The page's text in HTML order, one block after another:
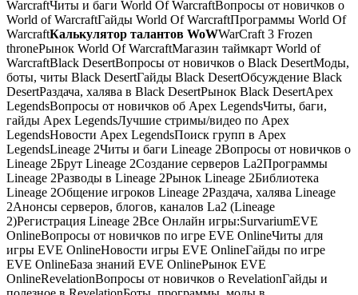
WarcraftЧиты и баги World Of WarcraftВопросы от новичков о
World of WarcraftГайды World Of WarcraftПрограммы World Of
WarcraftКалькулятор талантов WoWWarCraft 3 Frozen
throneРынок World Of WarcraftМагазин таймкарт World of
WarcraftBlack DesertВопросы от новичков о Black DesertМоды,
боты, читы Black DesertГайды Black DesertОбсуждение Black
DesertРаздача, халява в Black DesertРынок Black DesertApex
LegendsВопросы от новичков об Apex LegendsЧиты, баги,
гайды Apex LegendsЛучшие стримы/видео по Apex
LegendsНовости Apex LegendsПоиск групп в Apex
LegendsLineage 2Читы и баги Lineage 2Вопросы от новичков о
Lineage 2Брут Lineage 2Создание серверов La2Программы
Lineage 2Разводы в Lineage 2Рынок Lineage 2Библиотека
Lineage 2Общение игроков Lineage 2Раздача, халява Lineage
2Анонсы серверов, блогов, каналов La2 (Lineage
2)Регистрация Lineage 2Все Онлайн игры:SurvariumEVE
OnlineВопросы от новичков по игре EVE OnlineЧиты для
игры EVE OnlineНовости игры EVE OnlineГайды по игре
EVE OnlineБаза знаний EVE OnlineРынок EVE
OnlineRevelationВопросы от новичков о RevelationГайды и